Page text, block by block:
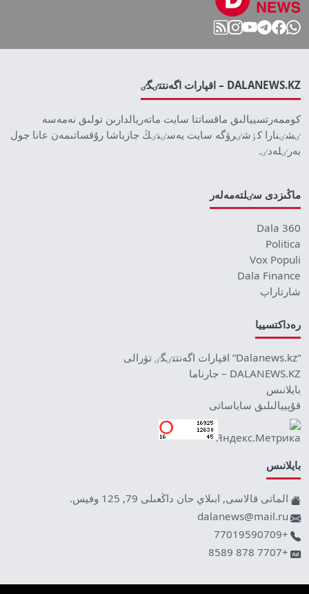
DALANEWS.KZ – اقپارات اگەنتتٸگٸ
كوممەرتسييالىق ماقساتتا سايت ماتەريالدارىن تولىق نەمەسە
ٸشٸنارا كٶشٸرۋگە سايت يەسٸنٸڭ جازباشا رۇقساتىمەن عانا جول
بەرٸلەدٸ.
ماڭىزدى سٸلتەمەلەر
Dala 360
Politica
Vox Populi
Dala Finance
شارتاراپ
رەداكتسييا
“Dalanews.kz” اقپارات اگەنتتٸگٸ تۋرالى
DALANEWS.KZ – جارناما
بايلانىس
قۇپييالىلىق ساياساتى
بايلانىس
الماتى قالاسى, ابىلاي حان داڭعىلى 79, 125 وفيس.
dalanews@mail.ru
+77019590709
+7707 878 8589